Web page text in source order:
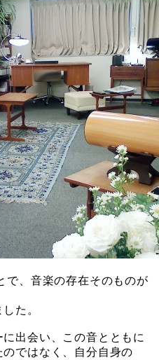
で、音楽の存在そのものが
た。
出会い、この音とともに
ではなく、自分自身の